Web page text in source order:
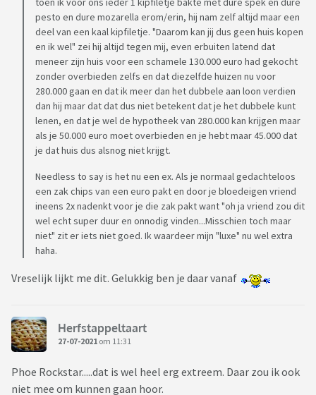
pesto en dure mozarella erom/erin, hij nam zelf altijd maar een
deel van een kaal kipfiletje. "Daarom kan jij dus geen huis kopen
en ik wel" zei hij altijd tegen mij, even erbuiten latend dat
meneer zijn huis voor een schamele 130.000 euro had gekocht
zonder overbieden zelfs en dat diezelfde huizen nu voor
280.000 gaan en dat ik meer dan het dubbele aan loon verdien
dan hij maar dat dat dus niet betekent dat je het dubbele kunt
lenen, en dat je wel de hypotheek van 280.000 kan krijgen maar
als je 50.000 euro moet overbieden en je hebt maar 45.000 dat
je dat huis dus alsnog niet krijgt.
Needless to say is het nu een ex. Als je normaal gedachteloos
een zak chips van een euro pakt en door je bloedeigen vriend
ineens 2x nadenkt voor je die zak pakt want "oh ja vriend zou dit
wel echt super duur en onnodig vinden...Misschien toch maar
niet" zit er iets niet goed. Ik waardeer mijn "luxe" nu wel extra
haha.
Vreselijk lijkt me dit. Gelukkig ben je daar vanaf
Herfstappeltaart
27-07-2021 om 11:31
Phoe Rockstar.....dat is wel heel erg extreem. Daar zou ik ook
niet mee om kunnen gaan hoor.